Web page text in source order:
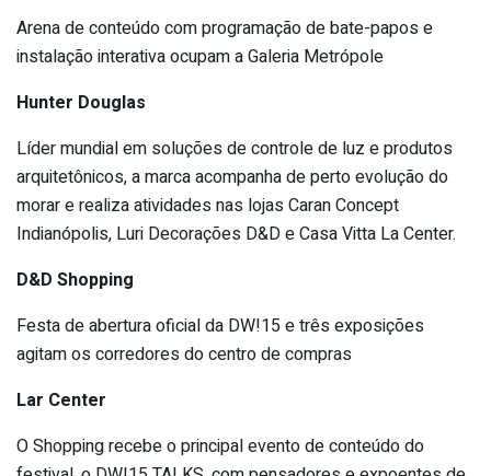
Arena de conteúdo com programação de bate-papos e
instalação interativa ocupam a Galeria Metrópole
Hunter Douglas
Líder mundial em soluções de controle de luz e produtos
arquitetônicos, a marca acompanha de perto evolução do
morar e realiza atividades nas lojas Caran Concept
Indianópolis, Luri Decorações D&D e Casa Vitta La Center.
D&D Shopping
Festa de abertura oficial da DW!15 e três exposições
agitam os corredores do centro de compras
Lar Center
O Shopping recebe o principal evento de conteúdo do